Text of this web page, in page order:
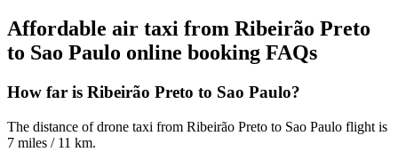
Affordable air taxi from Ribeirão Preto
to Sao Paulo online booking FAQs
How far is Ribeirão Preto to Sao Paulo?
The distance of drone taxi from Ribeirão Preto to Sao Paulo flight is
7 miles / 11 km.